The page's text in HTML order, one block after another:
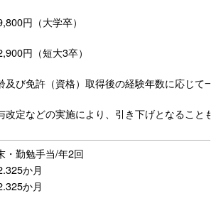
円（大学卒）
円（短大3卒）
及び免許（資格）取得後の経験年数に応じて
改定などの実施により、引き下げとなることも
勤勉手当/年2回
か月
か月